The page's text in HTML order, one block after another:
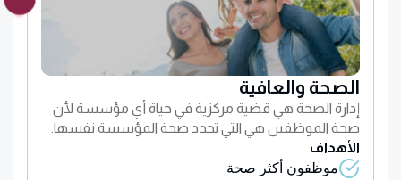
الصحة والعافية
إدارة الصحة هي قضية مركزية في حياة أي مؤسسة لأن
صحة الموظفين هي التي تحدد صحة المؤسسة نفسها.
الأهداف
موظفون أكثر صحة